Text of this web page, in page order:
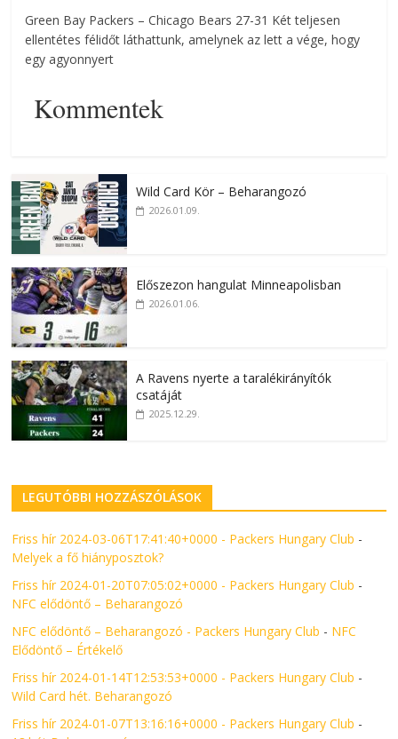
Green Bay Packers – Chicago Bears 27-31 Két teljesen
ellentétes félidőt láthattunk, amelynek az lett a vége, hogy
egy agyonnyert
Kommentek
Wild Card Kör – Beharangozó
2026.01.09.
Előszezon hangulat Minneapolisban
2026.01.06.
A Ravens nyerte a taralékirányítók
csatáját
2025.12.29.
LEGUTÓBBI HOZZÁSZÓLÁSOK
Friss hír 2024-03-06T17:41:40+0000 - Packers Hungary Club -
Melyek a fő hiányposztok?
Friss hír 2024-01-20T07:05:02+0000 - Packers Hungary Club -
NFC elődöntő – Beharangozó
NFC elődöntő – Beharangozó - Packers Hungary Club - NFC
Elődöntő – Értékelő
Friss hír 2024-01-14T12:53:53+0000 - Packers Hungary Club -
Wild Card hét. Beharangozó
Friss hír 2024-01-07T13:16:16+0000 - Packers Hungary Club -